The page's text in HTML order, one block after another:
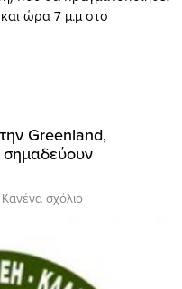
ώρα 7 μ.μ στο
Greenland,
σημαδεύουν
Κανένα σχόλιο